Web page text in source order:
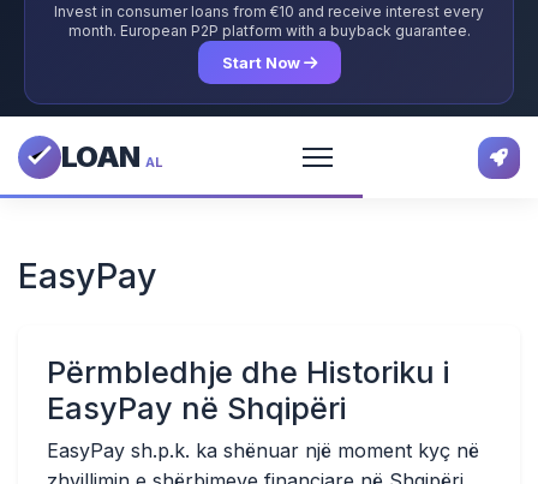
Invest in consumer loans from €10 and receive interest every
month. European P2P platform with a buyback guarantee.
Start Now
LOAN AL
EasyPay
Përmbledhje dhe Historiku i
EasyPay në Shqipëri
EasyPay sh.p.k. ka shënuar një moment kyç në